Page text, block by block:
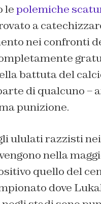
lepolemiche
a
nei confronti
battuta del
di qualcuno –
punizione.
ululati razzisti
nella
quello del
dove